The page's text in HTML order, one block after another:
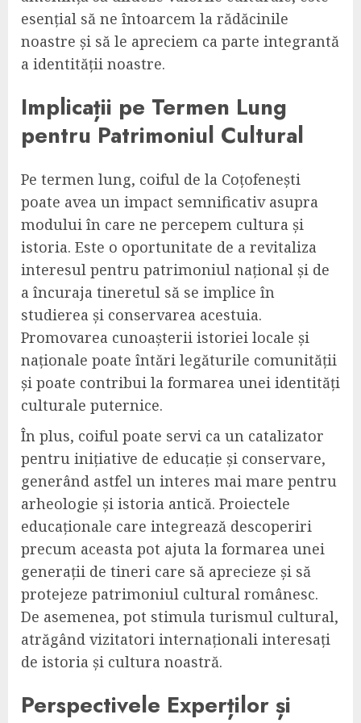
esențial să ne întoarcem la rădăcinile
noastre și să le apreciem ca parte integrantă
a identității noastre.
Implicații pe Termen Lung
pentru Patrimoniul Cultural
Pe termen lung, coiful de la Coțofenești
poate avea un impact semnificativ asupra
modului în care ne percepem cultura și
istoria. Este o oportunitate de a revitaliza
interesul pentru patrimoniul național și de
a încuraja tineretul să se implice în
studierea și conservarea acestuia.
Promovarea cunoașterii istoriei locale și
naționale poate întări legăturile comunității
și poate contribui la formarea unei identități
culturale puternice.
În plus, coiful poate servi ca un catalizator
pentru inițiative de educație și conservare,
generând astfel un interes mai mare pentru
arheologie și istoria antică. Proiectele
educaționale care integrează descoperiri
precum aceasta pot ajuta la formarea unei
generații de tineri care să aprecieze și să
protejeze patrimoniul cultural românesc.
De asemenea, pot stimula turismul cultural,
atrăgând vizitatori internaționali interesați
de istoria și cultura noastră.
Perspectivele Experților și